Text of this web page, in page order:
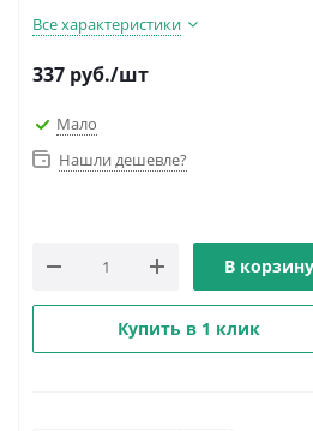
Все характеристики
337 руб./шт
Мало
Нашли дешевле?
В корзину
Купить в 1 клик